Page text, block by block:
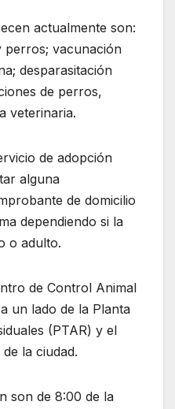
actualmente son:
perros; vacunación
desparasitación
de perros,
veterinaria.
de adopción
alguna
de domicilio
dependiendo si la
o adulto.
de Control Animal
un lado de la Planta
(PTAR) y el
la ciudad.
son de 8:00 de la